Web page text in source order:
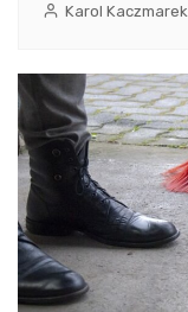
Karol Kaczmarek